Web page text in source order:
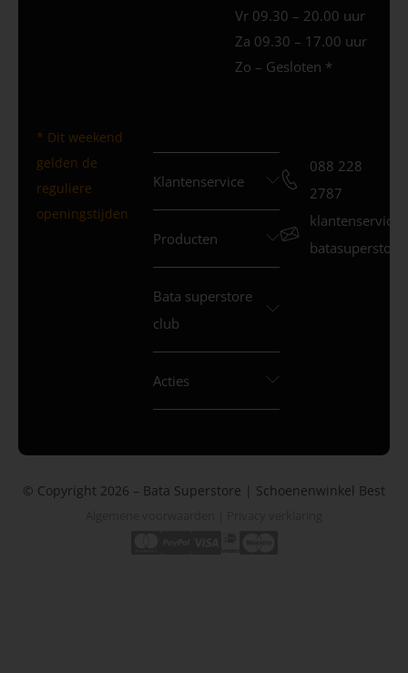
Vr 09.30 – 20.00 uur
Za 09.30 – 17.00 uur
Zo – Gesloten *
* Dit weekend
gelden de
reguliere
openingstijden
Klantenservice
Producten
Bata superstore
club
Acties
088 228
2787
© Copyright 2026 – Bata Superstore | Schoenenwinkel Best